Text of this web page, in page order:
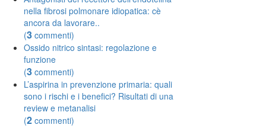
nella fibrosi polmonare idiopatica: cè
ancora da lavorare..
(3 commenti)
Ossido nitrico sintasi: regolazione e
funzione
(3 commenti)
L’aspirina in prevenzione primaria: quali
sono i rischi e i benefici? Risultati di una
review e metanalisi
(2 commenti)